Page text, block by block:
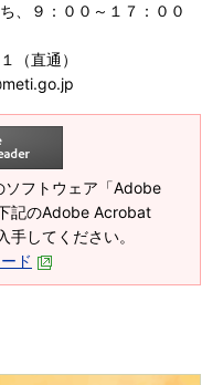
、９：００～１７：００
（直通）
ソフトウェア「Adobe
記のAdobe Acrobat
してください。
ド